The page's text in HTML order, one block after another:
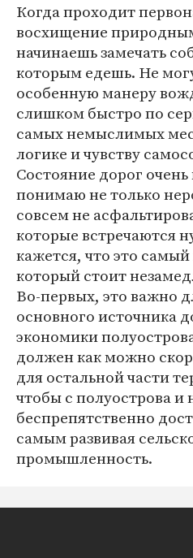
Когда проходит
восхищение
начинаешь замечать
которым едешь. Не
особенную манеру
слишком быстро по
самых немыслимых
логике и чувству
Состояние дорог
понимаю не только
совсем не
которые встречаются
кажется, что это
который стоит
Во-первых, это важно
основного источника
экономики
должен как можно
для остальной части
чтобы c полуострова
беспрепятственно
самым развивая
промышленность.